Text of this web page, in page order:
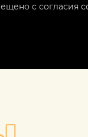
с согласия